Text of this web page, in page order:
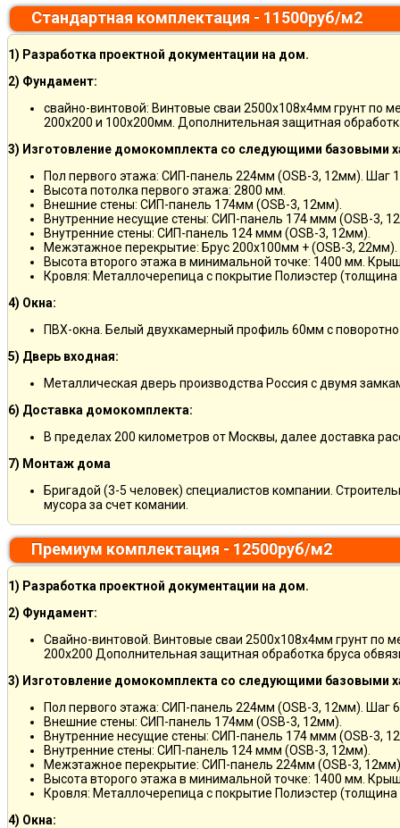
Стандартная комплектация - 11500руб/м2
1) Разработка проектной документации на дом.
2) Фундамент:
свайно-винтовой: Винтовые сваи 2500х108х4мм грунт по
200х200 и 100х200мм. Дополнительная защитная
3) Изготовление домокомплекта со следующими базовыми
Пол первого этажа: СИП-панель 224мм (OSB-3, 12мм). Шаг
Высота потолка первого этажа: 2800 мм.
Внешние стены: СИП-панель 174мм (OSB-3, 12мм).
Внутренние несущие стены: СИП-панель 174 ммм (OSB-3,
Внутренние стены: СИП-панель 124 ммм (OSB-3, 12мм).
Межэтажное перекрытие: Брус 200х100мм + (OSB-3, 22мм).
Высота второго этажа в минимальной точке: 1400 мм.
Кровля: Металлочерепица с покрытие Полиэстер
4) Окна:
ПВХ-окна. Белый двухкамерный профиль 60мм с
5) Дверь входная:
Металлическая дверь производства Россия с двумя
6) Доставка домокомплекта:
В пределах 200 километров от Москвы, далее доставка
7) Монтаж дома
Бригадой (3-5 человек) специалистов компании.
мусора за счет комании.
Премиум комплектация - 12500руб/м2
1) Разработка проектной документации на дом.
2) Фундамент:
Свайно-винтовой. Винтовые сваи 2500х108х4мм грунт по
200х200 Дополнительная защитная обработка бруса
3) Изготовление домокомплекта со следующими базовыми
Пол первого этажа: СИП-панель 224мм (OSB-3, 12мм). Шаг
Внешние стены: СИП-панель 174мм (OSB-3, 12мм).
Внутренние несущие стены: СИП-панель 174 ммм (OSB-3,
Внутренние стены: СИП-панель 124 ммм (OSB-3, 12мм).
Межэтажное перекрытие: СИП-панель 224мм (OSB-3,
Высота второго этажа в минимальной точке: 1400 мм.
Кровля: Металлочерепица с покрытие Полиэстер
4) Окна: